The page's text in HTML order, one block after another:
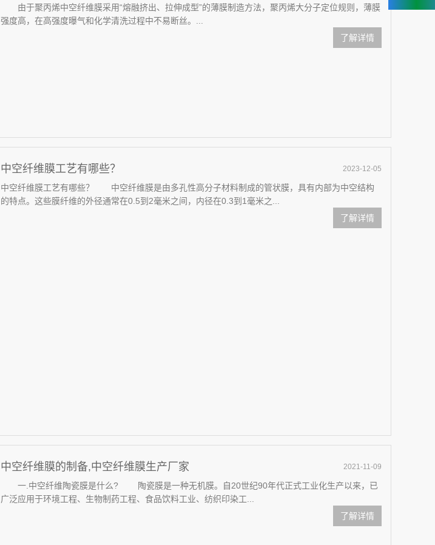
由于聚丙烯中空纤维膜采用“熔融挤出、拉伸成型”的薄膜制造方法，聚丙烯大分子定位规则，薄膜
强度高，在高强度曝气和化学清洗过程中不易断丝。...
了解详情
2023-12-05
中空纤维膜工艺有哪些？
中空纤维膜工艺有哪些？ 中空纤维膜是由多孔性高分子材料制成的管状膜，具有内部为中空结构
的特点。这些膜纤维的外径通常在0.5到2毫米之间，内径在0.3到1毫米之...
了解详情
2021-11-09
中空纤维膜的制备,中空纤维膜生产厂家
一.中空纤维陶瓷膜是什么? 陶瓷膜是一种无机膜。自20世纪90年代正式工业化生产以来，已
广泛应用于环境工程、生物制药工程、食品饮料工业、纺织印染工...
了解详情